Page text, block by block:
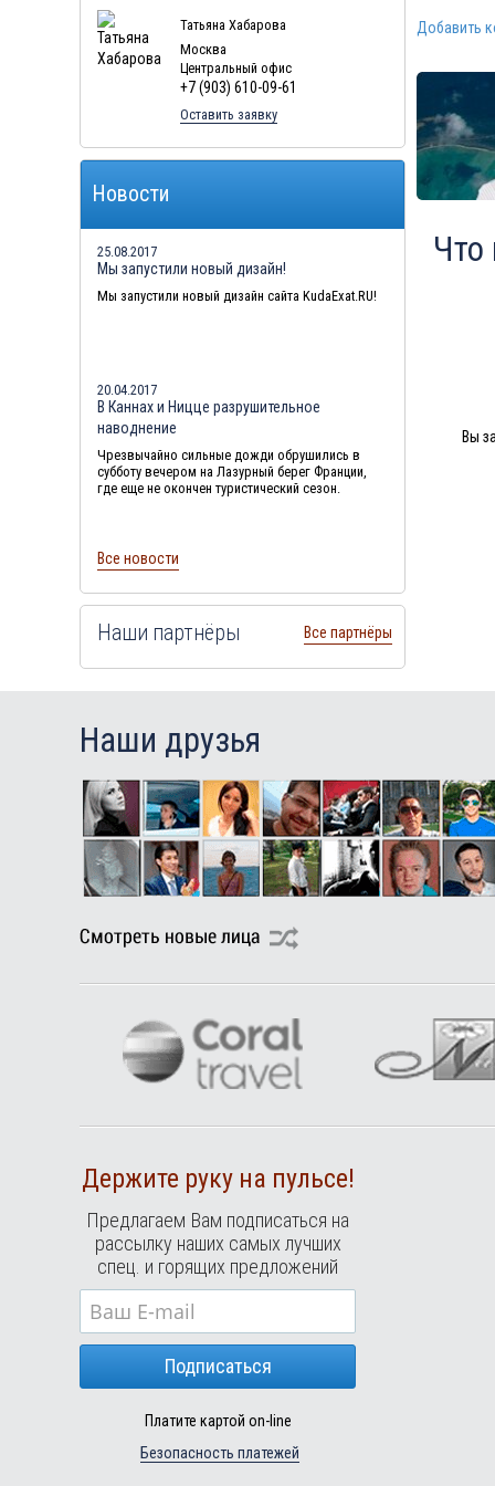
Добавить
Вы
Туры в Мальдивы в августе
Туры в Маврикий в августе
Татьяна Хабарова
Москва
Центральный офис
+7 (903) 610-09-61
Оставить заявку
Новости
25.08.2017
Мы запустили новый дизайн!
Мы запустили новый дизайн сайта KudaExat.RU!
20.04.2017
В Каннах и Ницце разрушительное
наводнение
Чрезвычайно сильные дожди обрушились в
субботу вечером на Лазурный берег Франции,
где еще не окончен туристический сезон.
Все новости
Наши партнёры Все партнёры
Наши друзья
Держите руку на пульсе!
Предлагаем Вам подписаться на
рассылку наших самых лучших
спец. и горящих предложений
Подписаться
Платите картой on-line
Безопасность платежей